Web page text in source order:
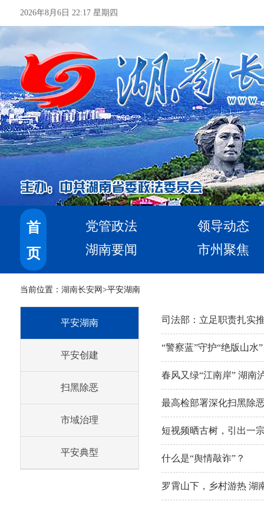
2026年8月6日 22:17 星期四
首
页
党管政法
领导动态
湖南要闻
市州聚焦
当前位置： 湖南长安网 >平安湖南
平安湖南
平安创建
扫黑除恶
市域治理
平安典型
司法部：立足职责扎实
“警察蓝”守护“绝版山水
春风又绿“江南岸” 湖南
短视频晒古树，引出一
什么是“舆情敲诈”？
罗霄山下，乡村游热 湖